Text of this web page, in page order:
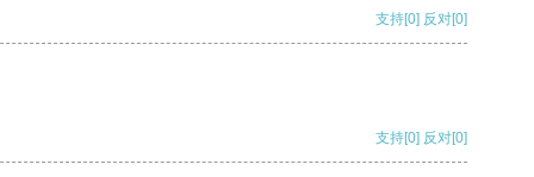
支持[0] 反对[0]
支持[0] 反对[0]